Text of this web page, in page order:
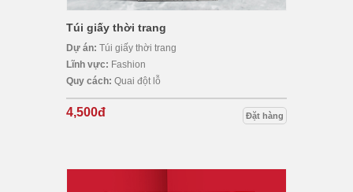
Túi giấy thời trang
Dự án: Túi giấy thời trang
Lĩnh vực: Fashion
Quy cách: Quai đột lỗ
4,500đ Đặt hàng